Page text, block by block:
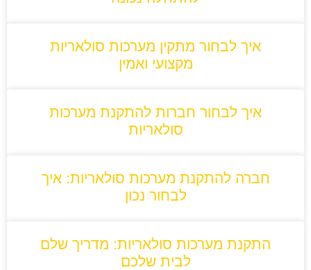
איך לבחור מתקין מערכות סולאריות
מקצועי ואמין
איך לבחור חברות להתקנת מערכות
סולאריות
חברה להתקנת מערכות סולאריות: איך
לבחור נכון
התקנת מערכות סולאריות: מדריך שלם
לבית שלכם